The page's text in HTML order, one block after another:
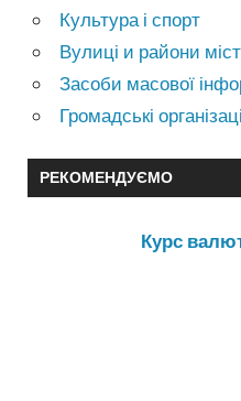
Культура і спорт
Вулиці и райони
Засоби масової
Громадські
РЕКОМЕНДУЄМО
Курс